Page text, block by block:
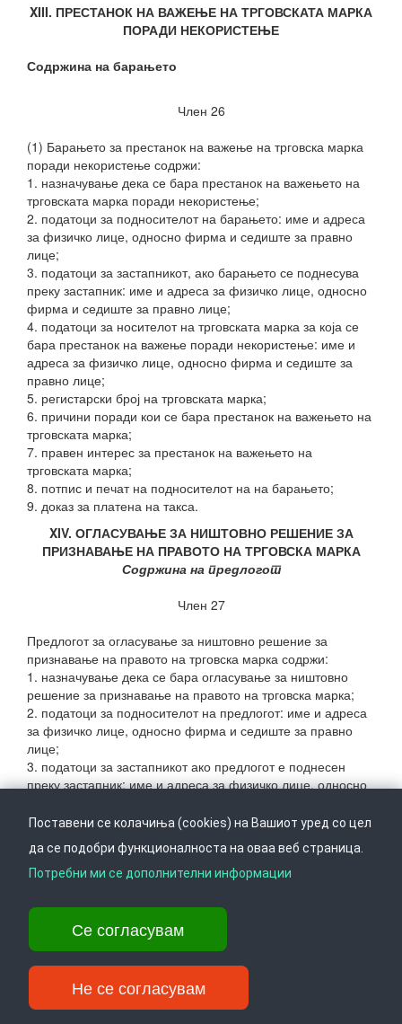
XIII. ПРЕСТАНОК НА ВАЖЕЊЕ НА ТРГОВСКАТА МАРКА
ПОРАДИ НЕКОРИСТЕЊЕ
Содржина на барањето
Член 26
(1) Барањето за престанок на важење на трговска марка
поради некористење содржи:
1. назначување дека се бара престанок на важењето на
трговската марка поради некористење;
2. податоци за подносителот на барањето: име и адреса
за физичко лице, односно фирма и седиште за правно
лице;
3. податоци за застапникот, ако барањето се поднесува
преку застапник: име и адреса за физичко лице, односно
фирма и седиште за правно лице;
4. податоци за носителот на трговската марка за која се
бара престанок на важење поради некористење: име и
адреса за физичко лице, односно фирма и седиште за
правно лице;
5. регистарски број на трговската марка;
6. причини поради кои се бара престанок на важењето на
трговската марка;
7. правен интерес за престанок на важењето на
трговската марка;
8. потпис и печат на подносителот на на барањето;
9. доказ за платена на такса.
XIV. ОГЛАСУВАЊЕ ЗА НИШТОВНО РЕШЕНИЕ ЗА
ПРИЗНАВАЊЕ НА ПРАВОТО НА ТРГОВСКА МАРКА
Содржина на предлогот
Член 27
Предлогот за огласување за ништовно решение за
признавање на правото на трговска марка содржи:
1. назначување дека се бара огласување за ништовно
решение за признавање на правото на трговска марка;
2. податоци за подносителот на предлогот: име и адреса
за физичко лице, односно фирма и седиште за правно
лице;
3. податоци за застапникот ако предлогот е поднесен
преку застапник: име и адреса за физичко лице, односно
4. податоци за носителот на трговска марка за која се
бара огласување решението за ништовно: име и адреса
за физичко лице, односно фирма и седиште за правно
лице;
огласување решението за ништовно;
6. причини поради кои се поднесува предлогот за
огласување решението за ништовно и докази за тие
причини;
7. правен интерес за огласување на ништовноста;
8. потпис и печат на подносителот на предлогот;
Поставени се колачиња (cookies) на Вашиот уред со цел
да се подобри функционалноста на оваа веб страница.
Потребни ми се дополнителни информации
Се согласувам
Не се согласувам